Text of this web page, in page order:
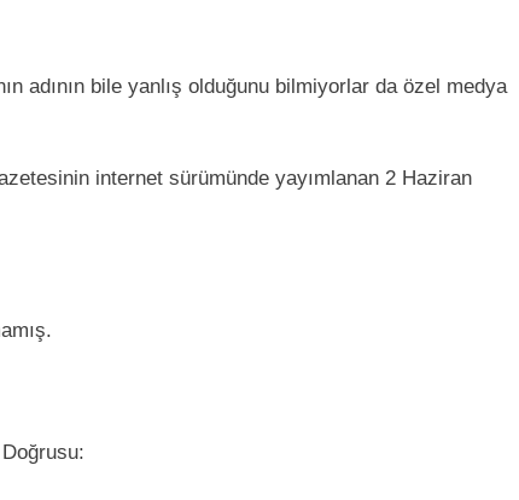
adının bile yanlış olduğunu bilmiyorlar da özel medya
internet sürümünde yayımlanan 2 Haziran